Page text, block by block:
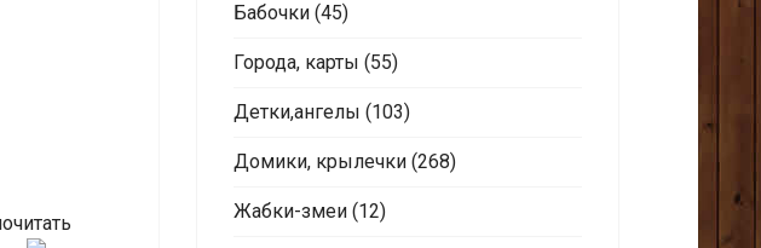
Бабочки (45)
Города, карты (55)
Детки,ангелы (103)
Домики, крылечки (268)
Жабки-змеи (12)